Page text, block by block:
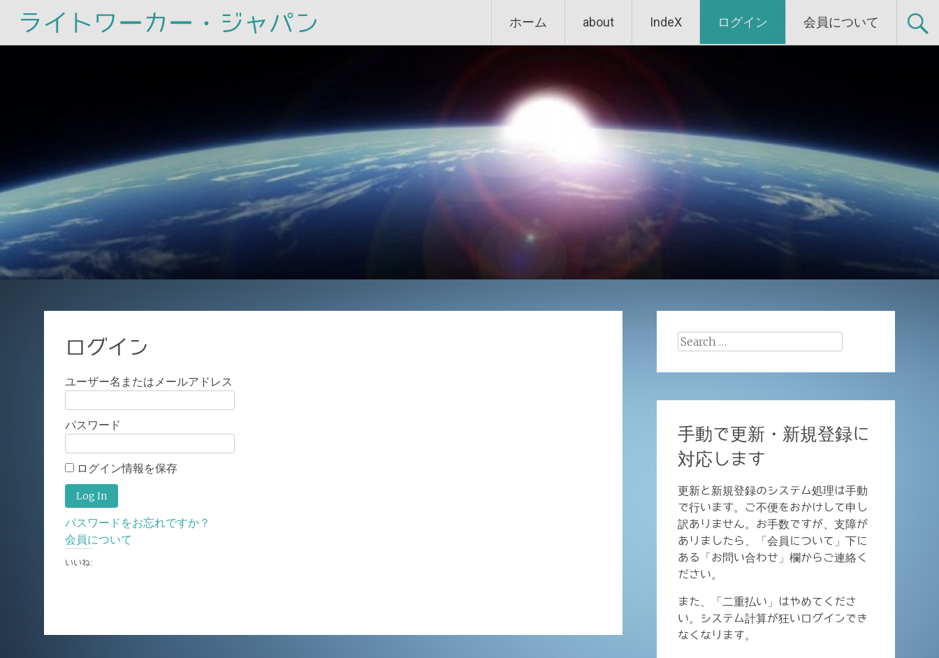
ライトワーカー・ジャパン
to
ホーム about IndeX ログイン 会員について
ログイン
ユーザー名またはメールアドレス
パスワード
ログイン情報を保存
パスワードをお忘れですか？
会員について
いいね:
Search
手動で更新・新規登録に
対応します
更新と新規登録のシステム処理は手動
で行います。ご不便をおかけして申し
訳ありません。お手数ですが、支障が
ありましたら、「会員について」下に
ある「お問い合わせ」欄からご連絡く
ださい。
また、「二重払い」はやめてくださ
い。システム計算が狂いログインでき
なくなります。